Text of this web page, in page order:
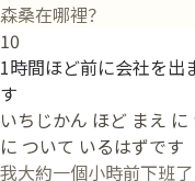
森桑在哪裡？
10
1時間ほど前に会社を出
す
いちじかん ほど まえ
に ついて いるはずです
我大約一個小時前下班